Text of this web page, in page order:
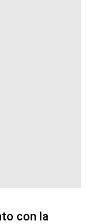
con la